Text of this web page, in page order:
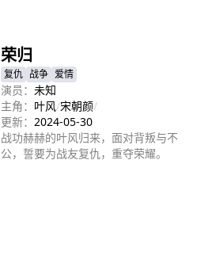
荣归
复仇 战争 爱情
演员： 未知
主角： 叶风/宋朝颜/
更新： 2024-05-30
战功赫赫的叶风归来，面对背叛与不
公，誓要为战友复仇，重夺荣耀。